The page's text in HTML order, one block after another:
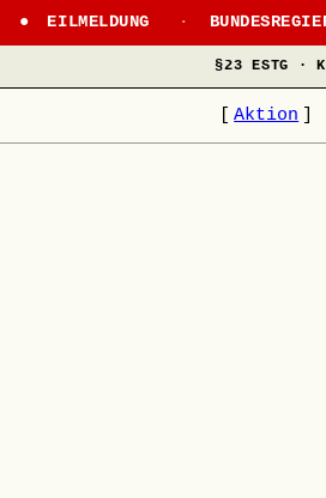
EILMELDUNG ·
§23 ESTG ·
Aktion